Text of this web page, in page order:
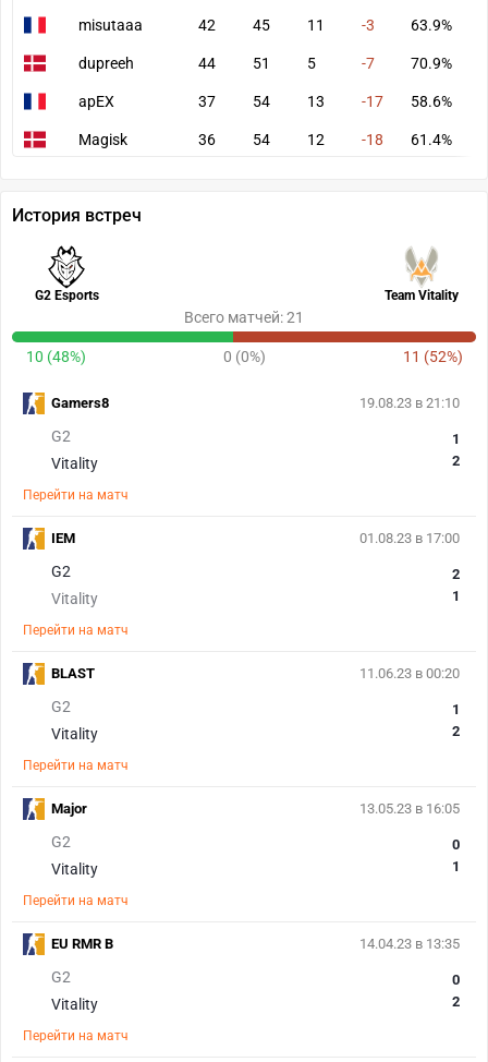
misutaaa 42 45 11 -3 63.9%
dupreeh 44 51 5 -7 70.9%
apEX 37 54 13 -17 58.6%
Magisk 36 54 12 -18 61.4%
История встреч
G2 Esports Team Vitality
Всего матчей: 21
10 (48%) 0 (0%) 11 (52%)
19.08.23 в 21:10
G2
Vitality
1
2
Перейти на матч
Gamers8
01.08.23 в 17:00
G2
Vitality
2
1
Перейти на матч
IEM
11.06.23 в 00:20
G2
Vitality
1
2
Перейти на матч
BLAST
13.05.23 в 16:05
G2
Vitality
0
1
Перейти на матч
Major
14.04.23 в 13:35
G2
Vitality
0
2
Перейти на матч
EU RMR B